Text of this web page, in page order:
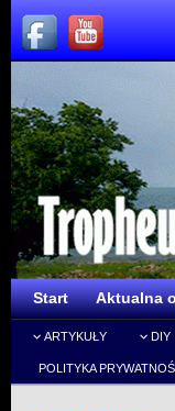
Start Aktualna
ARTYKUŁY DIY
POLITYKA